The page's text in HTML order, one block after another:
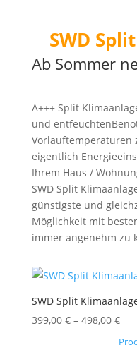
SWD
Ab Sommer
A+++ Split
und
Vorlauftemperaturen
eigentlich
Ihrem Haus /
SWD Split
günstigste und
Möglichkeit mit
immer angenehm zu
SWD Split
399,00 €– 498,00 €